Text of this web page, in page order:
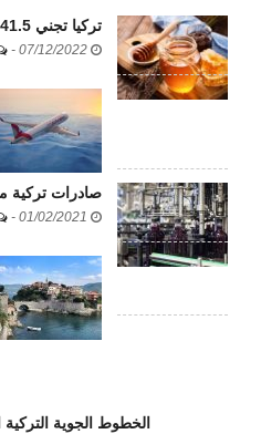
تركيا تجني 41.5 مليون دولار من صادرات تركيا.
-
صادرات تركية
-
الخطوط الجوية